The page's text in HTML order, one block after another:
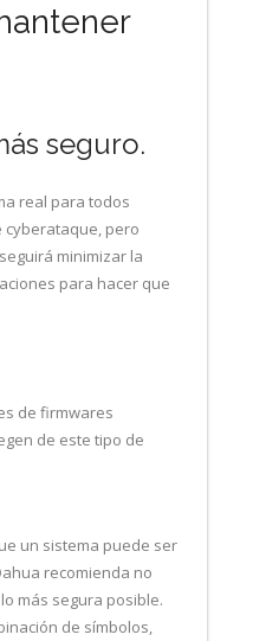
seguro.
real para todos
cyberataque, pero
minimizar la
para hacer que
de firmwares
de este tipo de
un sistema puede ser
recomienda no
más segura posible.
de símbolos,